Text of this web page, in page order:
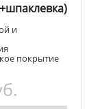
и
покрытие